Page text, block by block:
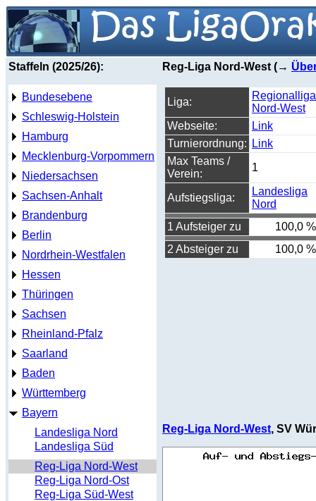
Staffeln (2025/26):
Bundesebene
Schleswig-Holstein
Hamburg
Mecklenburg-Vorpommern
Niedersachsen
Sachsen-Anhalt
Brandenburg
Berlin
Nordrhein-Westfalen
Hessen
Thüringen
Sachsen
Rheinland-Pfalz
Saarland
Baden
Württemberg
Bayern
Landesliga Nord
Landesliga Süd
Reg-Liga Nord-West
Reg-Liga Nord-Ost
Reg-Liga Süd-West
Reg-Liga Nord-West (→
Liga:
Regionalliga
Nord-West
Webseite:
Link
Turnierordnung:
Link
Max Teams /
Verein:
1
Aufstiegsliga:
Landesliga
Nord
1 Aufsteiger zu
100,0 %
2 Absteiger zu
100,0 %
Reg-Liga Nord-West, SV